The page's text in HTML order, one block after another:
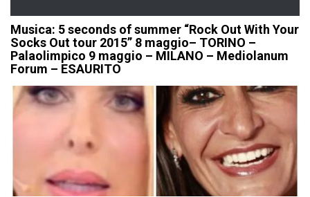
Musica: 5 seconds of summer “Rock Out With Your
Socks Out tour 2015” 8 maggio– TORINO –
Palaolimpico 9 maggio – MILANO – Mediolanum
Forum – ESAURITO